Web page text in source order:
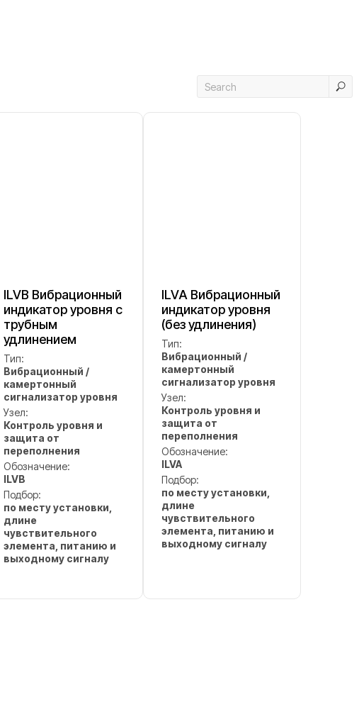
ILVB Вибрационный
индикатор уровня с
трубным
удлинением
Тип:
Вибрационный /
камертонный
сигнализатор уровня
Узел:
Контроль уровня и
защита от
переполнения
Обозначение:
ILVB
Подбор:
по месту установки,
длине
чувствительного
элемента, питанию и
выходному сигналу
ILVA Вибрационный
индикатор уровня
(без удлинения)
Тип:
Вибрационный /
камертонный
сигнализатор уровня
Узел:
Контроль уровня и
защита от
переполнения
Обозначение:
ILVA
Подбор:
по месту установки,
длине
чувствительного
элемента, питанию и
выходному сигналу